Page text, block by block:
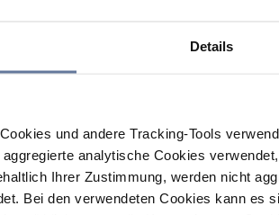
Details
und andere Tracking-Tools
analytische Cookies
Ihrer Zustimmung, werden nicht
Bei den verwendeten Cookies kann es